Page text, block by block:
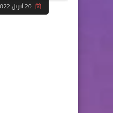
20 أبريل 2022